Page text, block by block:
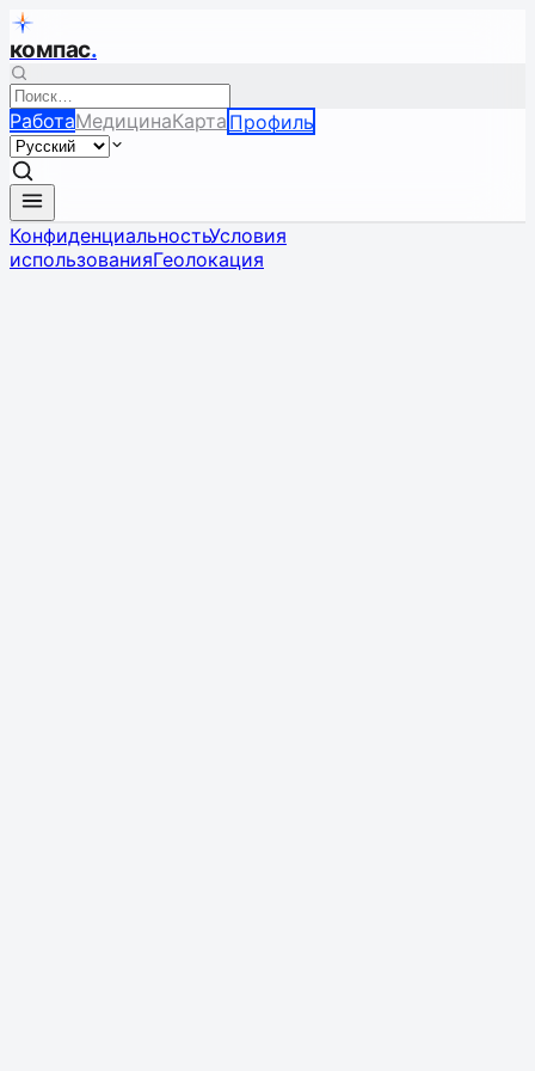
компас.
РаботаМедицинаКарта Профиль
КонфиденциальностьУсловия
использованияГеолокация